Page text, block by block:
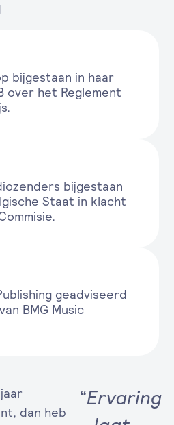
“Ervaring
dan heb
bijgestaan in haar
over het Reglement
bijgestaan
Staat in klacht
geadviseerd
BMG Music